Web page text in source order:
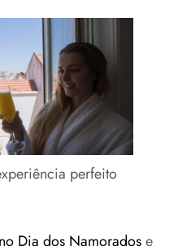
perfeito
Dia dos Namoradose